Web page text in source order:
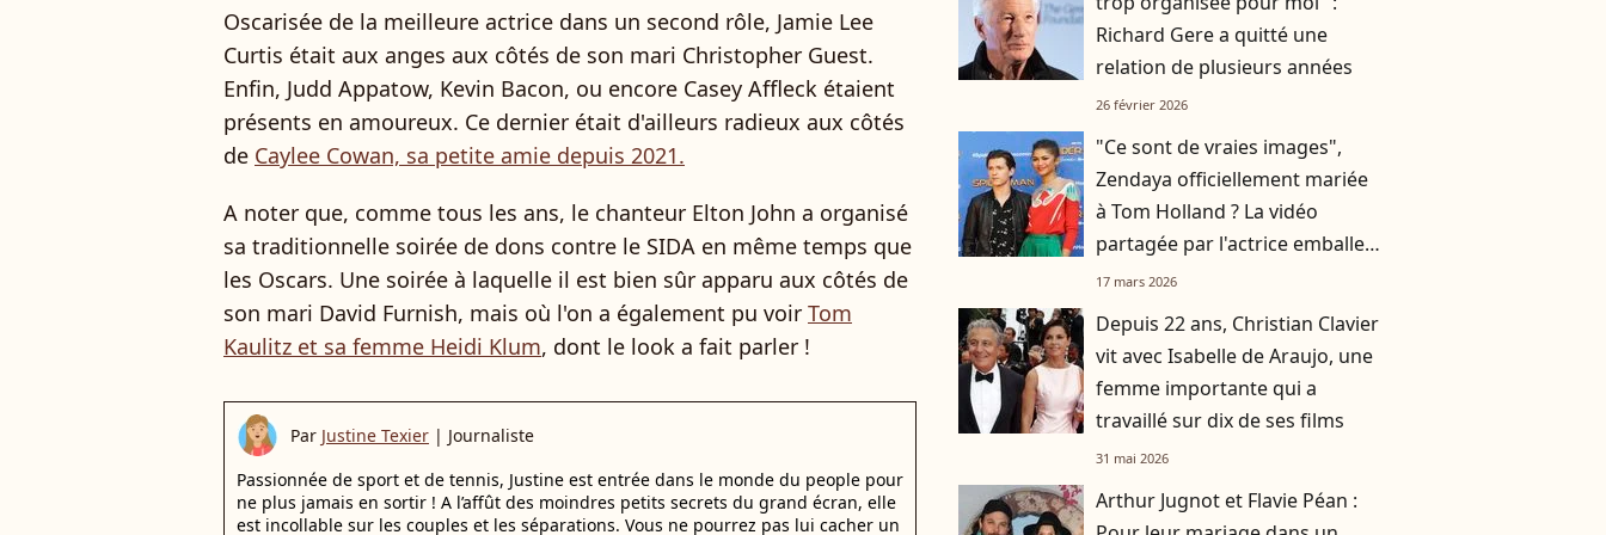
Oscarisée de la meilleure actrice dans un second rôle, Jamie Lee
Curtis était aux anges aux côtés de son mari Christopher Guest.
Enfin, Judd Appatow, Kevin Bacon, ou encore Casey Affleck étaient
présents en amoureux. Ce dernier était d'ailleurs radieux aux côtés
de Caylee Cowan, sa petite amie depuis 2021.
A noter que, comme tous les ans, le chanteur Elton John a organisé
sa traditionnelle soirée de dons contre le SIDA en même temps que
les Oscars. Une soirée à laquelle il est bien sûr apparu aux côtés de
son mari David Furnish, mais où l'on a également pu voir Tom
Kaulitz et sa femme Heidi Klum, dont le look a fait parler !
Par Justine Texier | Journaliste
Passionnée de sport et de tennis, Justine est entrée dans le monde du people pour
ne plus jamais en sortir ! A l’affût des moindres petits secrets du grand écran, elle
est incollable sur les couples et les séparations. Vous ne pourrez pas lui cacher un
Richard Gere a quitté une
relation de plusieurs années
26 février 2026
"Ce sont de vraies images",
Zendaya officiellement mariée
à Tom Holland ? La vidéo
partagée par l'actrice emballe
les réseaux !
17 mars 2026
Depuis 22 ans, Christian Clavier
vit avec Isabelle de Araujo, une
femme importante qui a
travaillé sur dix de ses films
31 mai 2026
Arthur Jugnot et Flavie Péan :